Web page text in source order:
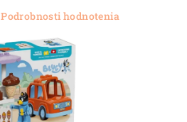
Podrobnosti hodnotenia